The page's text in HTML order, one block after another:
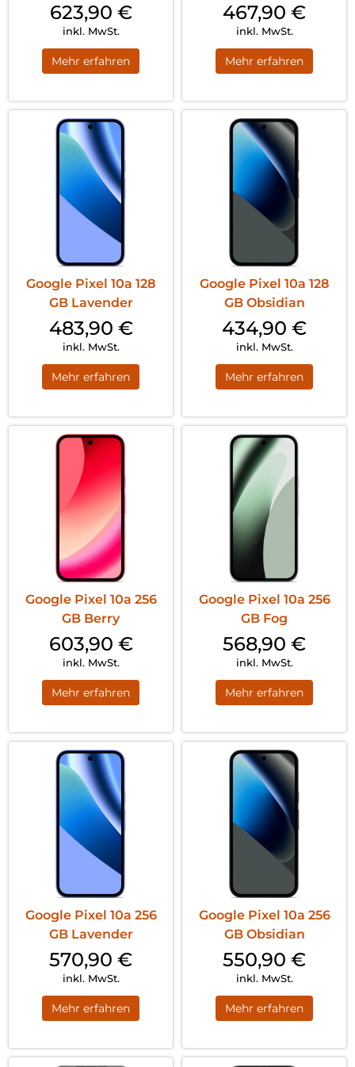
623,90 €
inkl. MwSt.
Mehr erfahren
467,90 €
inkl. MwSt.
Mehr erfahren
Google Pixel 10a 128
GB Lavender
483,90 €
inkl. MwSt.
Mehr erfahren
Google Pixel 10a 128
GB Obsidian
434,90 €
inkl. MwSt.
Mehr erfahren
Google Pixel 10a 256
GB Berry
603,90 €
inkl. MwSt.
Mehr erfahren
Google Pixel 10a 256
GB Fog
568,90 €
inkl. MwSt.
Mehr erfahren
Google Pixel 10a 256
GB Lavender
570,90 €
inkl. MwSt.
Mehr erfahren
Google Pixel 10a 256
GB Obsidian
550,90 €
inkl. MwSt.
Mehr erfahren